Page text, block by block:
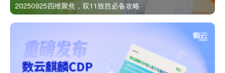
20250925四维聚焦，双11致胜必备攻略